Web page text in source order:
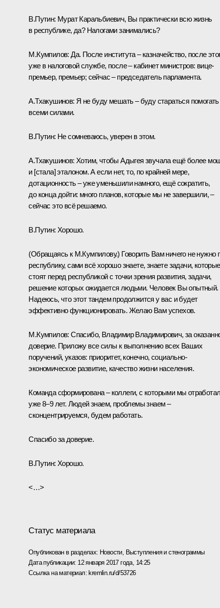
В.Путин: Мурат Каральбиевич, Вы практически всю жизнь
в республике, да? Налогами занимались?
М.Кумпилов: Да. После института – казначейство, после
уже в налоговой службе, после – кабинет министров: вице-
премьер, премьер; сейчас – председатель парламента.
А.Тхакушинов: Я не буду мешать – буду стараться помогать
всеми силами.
В.Путин: Не сомневаюсь, уверен в этом.
А.Тхакушинов: Хотим, чтобы Адыгея звучала ещё более
и [стала] эталоном. А если нет, то, по крайней мере,
дотационность – уже уменьшили намного, ещё сократить,
до конца дойти: много планов, которые мы не завершили, –
сейчас это всё решаемо.
В.Путин: Хорошо.
(Обращаясь к М.Кумпилову.) Говорить Вам ничего не нужно
республику, сами всё хорошо знаете, знаете задачи, которые
стоят перед республикой с точки зрения развития, задачи,
решение которых ожидается людьми. Человек Вы опытный.
Надеюсь, что этот тандем продолжится у вас и будет
эффективно функционировать. Желаю Вам успехов.
М.Кумпилов:Спасибо, Владимир Владимирович, за
доверие. Приложу все силы к выполнению всех Ваших
поручений, указов: приоритет, конечно, социально-
экономическое развитие, качество жизни населения.
Команда сформирована – коллеги, с которыми мы
уже 8–9 лет. Людей знаем, проблемы знаем –
сконцентрируемся, будем работать.
Спасибо за доверие.
В.Путин: Хорошо.
<…>
Статус материала
Опубликован в разделах: Новости, Выступления и стенограммы
Дата публикации: 12 января 2017 года, 14:25
Ссылка на материал:kremlin.ru/d/53726